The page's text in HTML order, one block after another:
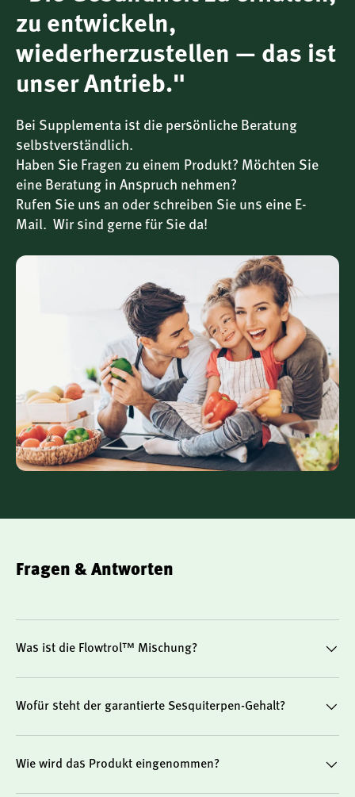
gut verträglich und frei von tierischen Bestandteilen.
Konservierungsstoffe, synthetische Farbstoffe oder
künstliche Aromen sind nicht enthalten.
Einfache Anwendung – 2 Kapseln täglich
idealerweise verteilt über den Tag oder zu den Mahlzeiten
einzunehmen. So lässt sich die pflanzliche Unterstützung
harmonisch in den Alltag integrieren.
zu entwickeln,
wiederherzustellen — das ist
unser Antrieb."
Bei Supplementa ist die persönliche Beratung
selbstverständlich.
Haben Sie Fragen zu einem Produkt? Möchten Sie
eine Beratung in Anspruch nehmen?
Rufen Sie uns an oder schreiben Sie uns eine E-
Mail. Wir sind gerne für Sie da!
Fragen & Antworten
Was ist die Flowtrol™ Mischung?
Wofür steht der garantierte Sesquiterpen-Gehalt?
Wie wird das Produkt eingenommen?